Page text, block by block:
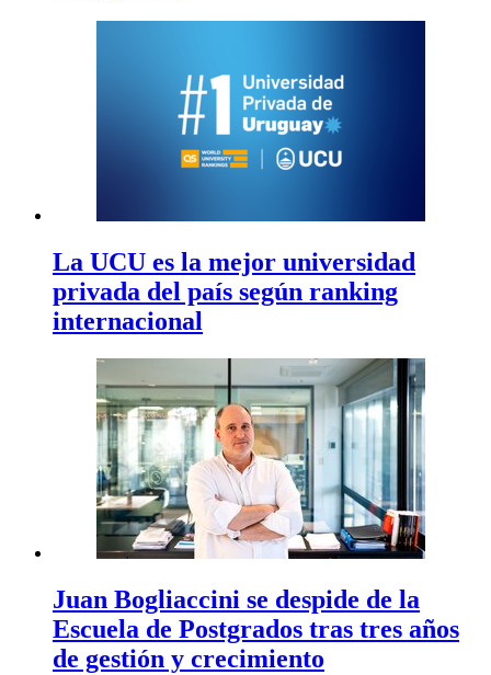
La UCU es la mejor universidad
privada del país según ranking
internacional
Juan Bogliaccini se despide de la
Escuela de Postgrados tras tres años
de gestión y crecimiento